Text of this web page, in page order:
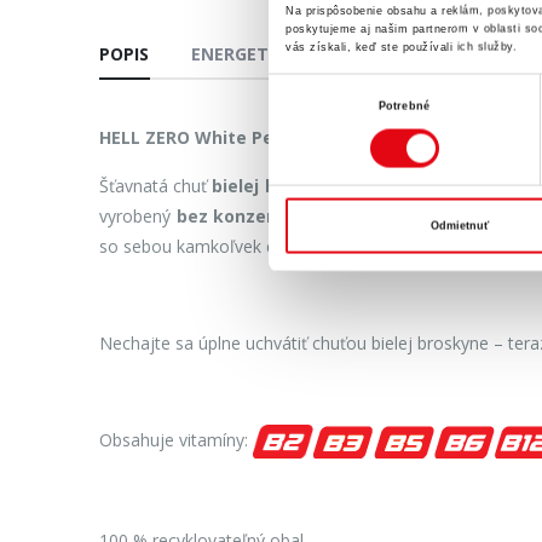
Na prispôsobenie obsahu a reklám,
poskytujeme aj našim partnerom v oblasti
vás získali, keď ste používali ich služby.
Potrebné
Odmietnuť
POPIS ENERGETICKÁ TABUĽKA ZLOŽENIE
HELL ZERO White Peach vás láka svojou magickou
Šťavnatá chuťbielej broskynevytvára dokonalú
vyrobený bez konzervačných látok, s 5 druhmi
so sebou kamkoľvek chcete, bez straty kvality.
Nechajte sa úplne uchvátiť chuťou bielej broskyne –
Obsahuje vitamíny: